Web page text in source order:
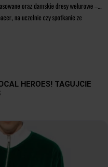
oraz damskie dresy welurowe –
na uczelnie czy spotkanie ze